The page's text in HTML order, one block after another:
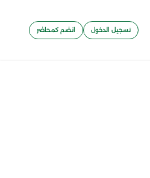
تسجيل الدخول انضم كمحاضر